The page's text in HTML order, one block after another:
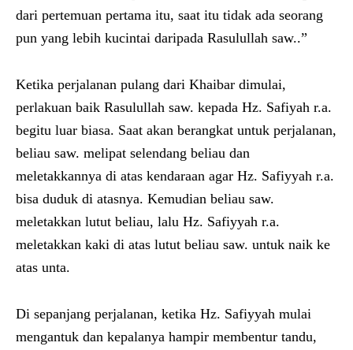
dari pertemuan pertama itu, saat itu tidak ada seorang
pun yang lebih kucintai daripada Rasulullah saw..”
Ketika perjalanan pulang dari Khaibar dimulai,
perlakuan baik Rasulullah saw. kepada Hz. Safiyah r.a.
begitu luar biasa. Saat akan berangkat untuk perjalanan,
beliau saw. melipat selendang beliau dan
meletakkannya di atas kendaraan agar Hz. Safiyyah r.a.
bisa duduk di atasnya. Kemudian beliau saw.
meletakkan lutut beliau, lalu Hz. Safiyyah r.a.
meletakkan kaki di atas lutut beliau saw. untuk naik ke
atas unta.
Di sepanjang perjalanan, ketika Hz. Safiyyah mulai
mengantuk dan kepalanya hampir membentur tandu,